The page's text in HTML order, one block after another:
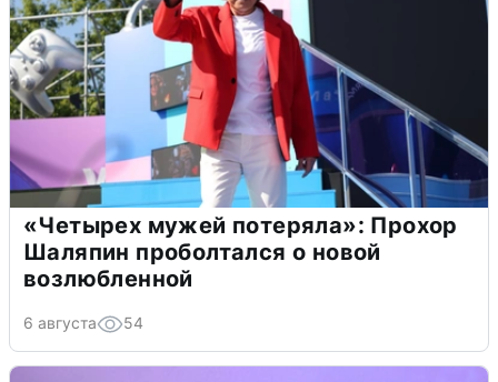
«Четырех мужей потеряла»: Прохор
Шаляпин проболтался о новой
возлюбленной
6 августа 54